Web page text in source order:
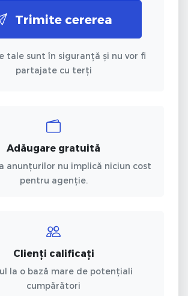
Trimite cererea
tale sunt în siguranță și nu vor fi
partajate cu terți
Adăugare gratuită
anunțurilor nu implică niciun cost
pentru agenție.
Clienți calificați
la o bază mare de potențiali
cumpărători